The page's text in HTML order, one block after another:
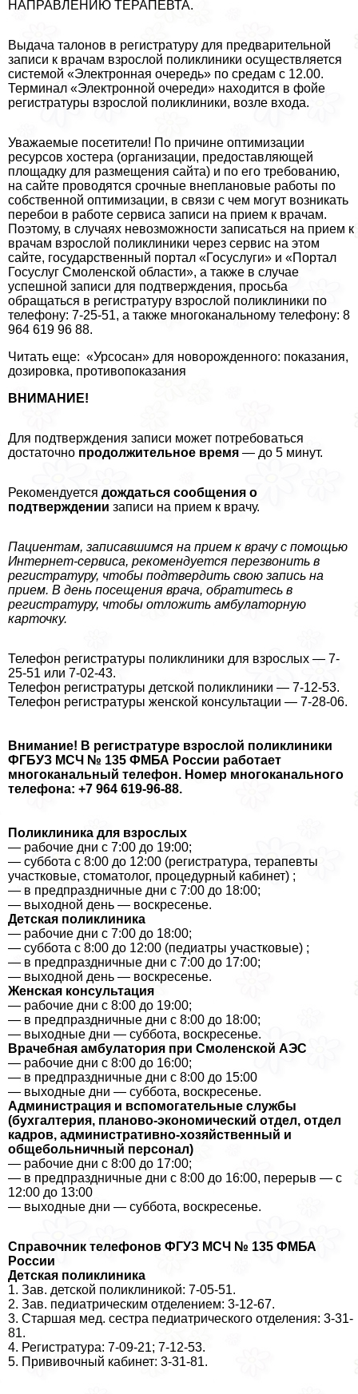
НАПРАВЛЕНИЮ ТЕРАПЕВТА.
Выдача талонов в регистратуру для предварительной
записи к врачам взрослой поликлиники осуществляется
системой «Электронная очередь» по средам с 12.00.
Терминал «Электронной очереди» находится в фойе
регистратуры взрослой поликлиники, возле входа.
Уважаемые посетители! По причине оптимизации
ресурсов хостера (организации, предоставляющей
площадку для размещения сайта) и по его требованию,
на сайте проводятся срочные внеплановые работы по
собственной оптимизации, в связи с чем могут возникать
перебои в работе сервиса записи на прием к врачам.
Поэтому, в случаях невозможности записаться на прием к
врачам взрослой поликлиники через сервис на этом
сайте, государственный портал «Госуслуги» и «Портал
Госуслуг Смоленской области», а также в случае
успешной записи для подтверждения, просьба
обращаться в регистратуру взрослой поликлиники по
телефону: 7-25-51, а также многокaнaльному телефону: 8
964 619 96 88.
Читать еще: «Урсосан» для новорожденного: показания,
дозировка, противопоказания
ВНИМАНИЕ!
Для подтверждения записи может потребоваться
достаточно продолжительное время — до 5 минут.
Рекомендуется дождаться сообщения о
подтверждении записи на прием к врачу.
Пациентам, записавшимся на прием к врачу с помощью
Интернет-сервиса, рекомендуется перезвонить в
регистратуру, чтобы подтвердить свою запись на
прием. В день посещения врача, обратитесь в
регистратуру, чтобы отложить амбулаторную
карточку.
Телефон регистратуры поликлиники для взрослых — 7-
25-51 или 7-02-43.
Телефон регистратуры детской поликлиники — 7-12-53.
Телефон регистратуры женской консультации — 7-28-06.
Внимание! В регистратуре взрослой поликлиники
ФГБУЗ МСЧ № 135 ФМБА России работает
многокaнaльный телефон. Номер многокaнaльного
телефона: +7 964 619-96-88.
Поликлиника для взрослых
— рабочие дни с 7:00 до 19:00;
— суббота с 8:00 до 12:00 (регистратура, терапевты
участковые, стоматолог, процедурный кабинет) ;
— в предпраздничные дни с 7:00 до 18:00;
— выходной день — воскресенье.
Детская поликлиника
— рабочие дни с 7:00 до 18:00;
— суббота с 8:00 до 12:00 (педиатры участковые) ;
— в предпраздничные дни с 7:00 до 17:00;
— выходной день — воскресенье.
Женская консультация
— рабочие дни с 8:00 до 19:00;
— в предпраздничные дни с 8:00 до 18:00;
— выходные дни — суббота, воскресенье.
Врачебная амбулатория при Смоленской АЭС
— рабочие дни с 8:00 до 16:00;
— в предпраздничные дни с 8:00 до 15:00
— выходные дни — суббота, воскресенье.
Администрация и вспомогательные службы
(бухгалтерия, планово-экономический отдел, отдел
кадров, административно-хозяйственный и
общебольничный персонал)
— рабочие дни с 8:00 до 17:00;
— в предпраздничные дни с 8:00 до 16:00, перерыв — с
12:00 до 13:00
— выходные дни — суббота, воскресенье.
Справочник телефонов ФГУЗ МСЧ № 135 ФМБА
России
Детская поликлиника
1. Зав. детской поликлиникой: 7-05-51.
2. Зав. педиатрическим отделением: 3-12-67.
3. Старшая мед. сестра педиатрического отделения: 3-31-
81.
4. Регистратура: 7-09-21; 7-12-53.
5. Прививочный кабинет: 3-31-81.